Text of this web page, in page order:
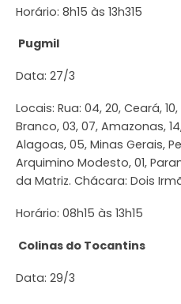
Horário: 8h15 às 13h315
Pugmil
Data: 27/3
Locais: Rua: 04, 20, Ceará, 10,
Branco, 03, 07, Amazonas,
Alagoas, 05, Minas Gerais,
Arquimino Modesto, 01,
da Matriz. Chácara: Dois
Horário: 08h15 às 13h15
Colinas do Tocantins
Data: 29/3